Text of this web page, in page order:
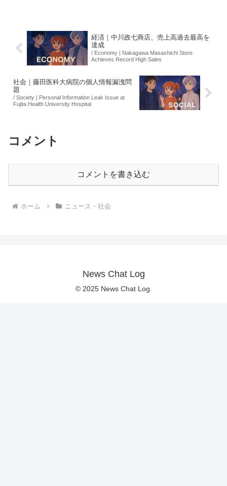
経済｜中川政七商店、売上高過去最高を
達成
/ Economy | Nakagawa Masashichi Store
Achieves Record High Sales
社会｜藤田医科大病院の個人情報漏洩問
題
/ Society | Personal Information Leak Issue at
Fujita Health University Hospital
コメント
コメントを書き込む
ホーム ニュース・社会
News Chat Log
© 2025 News Chat Log.